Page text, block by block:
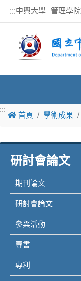
:::中興大學 管理學院
:::
首頁 學術成果
研討會論文
期刊論文
研討會論文
參與活動
專書
專利